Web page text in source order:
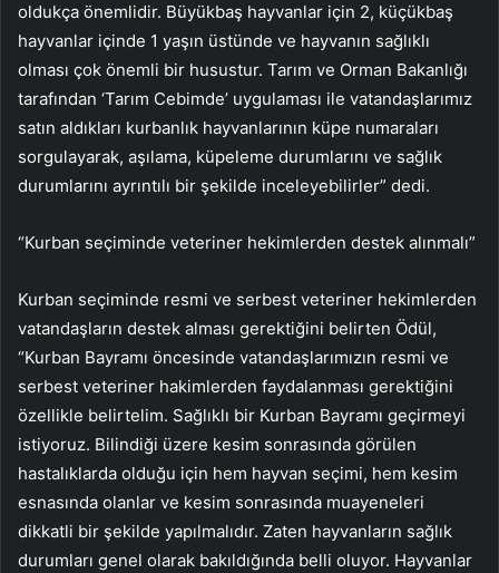
oldukça önemlidir. Büyükbaş hayvanlar için 2, küçükbaş
hayvanlar içinde 1 yaşın üstünde ve hayvanın sağlıklı
olması çok önemli bir husustur. Tarım ve Orman Bakanlığı
tarafından ‘Tarım Cebimde’ uygulaması ile vatandaşlarımız
satın aldıkları kurbanlık hayvanlarının küpe numaraları
sorgulayarak, aşılama, küpeleme durumlarını ve sağlık
durumlarını ayrıntılı bir şekilde inceleyebilirler” dedi.
“Kurban seçiminde veteriner hekimlerden destek alınmalı”
Kurban seçiminde resmi ve serbest veteriner hekimlerden
vatandaşların destek alması gerektiğini belirten Ödül,
“Kurban Bayramı öncesinde vatandaşlarımızın resmi ve
serbest veteriner hakimlerden faydalanması gerektiğini
özellikle belirtelim. Sağlıklı bir Kurban Bayramı geçirmeyi
istiyoruz. Bilindiği üzere kesim sonrasında görülen
hastalıklarda olduğu için hem hayvan seçimi, hem kesim
esnasında olanlar ve kesim sonrasında muayeneleri
dikkatli bir şekilde yapılmalıdır. Zaten hayvanların sağlık
durumları genel olarak bakıldığında belli oluyor. Hayvanlar